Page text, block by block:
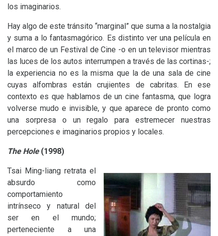
los imaginarios.
Hay algo de este tránsito “marginal” que suma a la nostalgia
y suma a lo fantasmagórico. Es distinto ver una película en
el marco de un Festival de Cine -o en un televisor mientras
las luces de los autos interrumpen a través de las cortinas-;
la experiencia no es la misma que la de una sala de cine
cuyas alfombras están crujientes de cabritas. En ese
contexto es que hablamos de un cine fantasma, que logra
volverse mudo e invisible, y que aparece de pronto como
una sorpresa o un regalo para estremecer nuestras
percepciones e imaginarios propios y locales.
The Hole(1998)
Tsai Ming-liang retrata el
absurdo como
comportamiento
intrínseco y natural del
ser en el mundo;
perteneciente a una